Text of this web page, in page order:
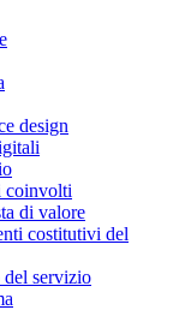
design
coinvolti
di valore
costitutivi del
servizio